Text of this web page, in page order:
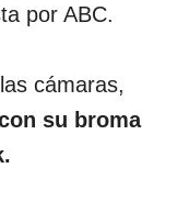
por ABC.
cámaras,
su broma